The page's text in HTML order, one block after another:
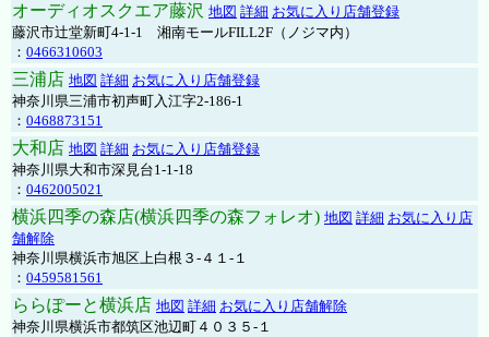
オーディオスクエア藤沢 地図 詳細 お気に入り店舗登録
藤沢市辻堂新町4-1-1 湘南モールFILL2F（ノジマ内）
： 0466310603
三浦店 地図 詳細 お気に入り店舗登録
神奈川県三浦市初声町入江字2-186-1
： 0468873151
大和店 地図 詳細 お気に入り店舗登録
神奈川県大和市深見台1-1-18
： 0462005021
横浜四季の森店(横浜四季の森フォレオ) 地図 詳細 お気に入り店
舗解除
神奈川県横浜市旭区上白根３-４１-１
： 0459581561
ららぽーと横浜店 地図 詳細 お気に入り店舗解除
神奈川県横浜市都筑区池辺町４０３５-１